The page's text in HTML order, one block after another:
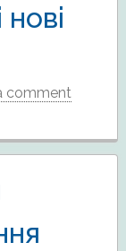
нові
comment